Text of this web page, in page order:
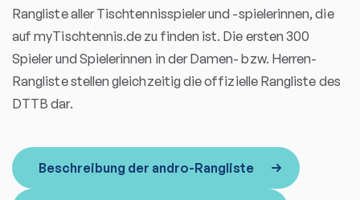
Rangliste aller Tischtennisspieler und -spielerinnen, die
auf myTischtennis.de zu finden ist. Die ersten 300
Spieler und Spielerinnen in der Damen- bzw. Herren-
Rangliste stellen gleichzeitig die offizielle Rangliste des
DTTB dar.
Beschreibung der andro-Rangliste